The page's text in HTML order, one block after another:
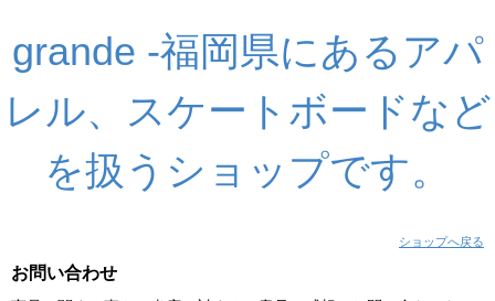
grande -福岡県にあるアパ
レル、スケートボードなど
を扱うショップです。
ショップへ戻る
お問い合わせ